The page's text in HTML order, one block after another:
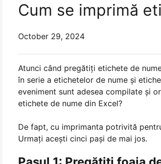
Cum se imprimă
October 29, 2024
Atunci când pregătiți etichete de
în serie a etichetelor de nume și
eveniment sunt adesea compilate și
etichete de nume din Excel?
De fapt, cu imprimanta potrivită
Urmați acești cinci pași de mai jos.